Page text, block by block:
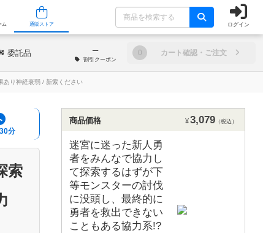
人気ボードゲーム 通販ストア ログイン
委託品 ─
割引 クーポン
0 カート確認・ご注文
あり神経衰弱 / 新索ください
分
索
商品価格 ¥3,079 （税込）
迷宮に迷った新人勇
者をみんなで協力し
て探索するはずが下
等モンスターの討伐
に没頭し、最終的に
勇者を救出できない
こともある協力系!?